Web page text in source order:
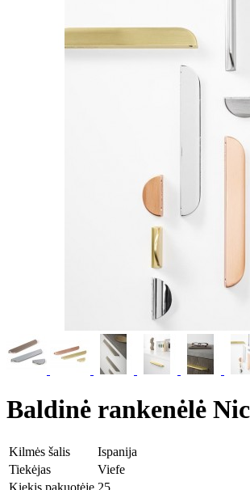
Baldinė rankenėlė
Kilmės šalis
Ispanija
Tiekėjas
Viefe
Kiekis pakuotėje 25